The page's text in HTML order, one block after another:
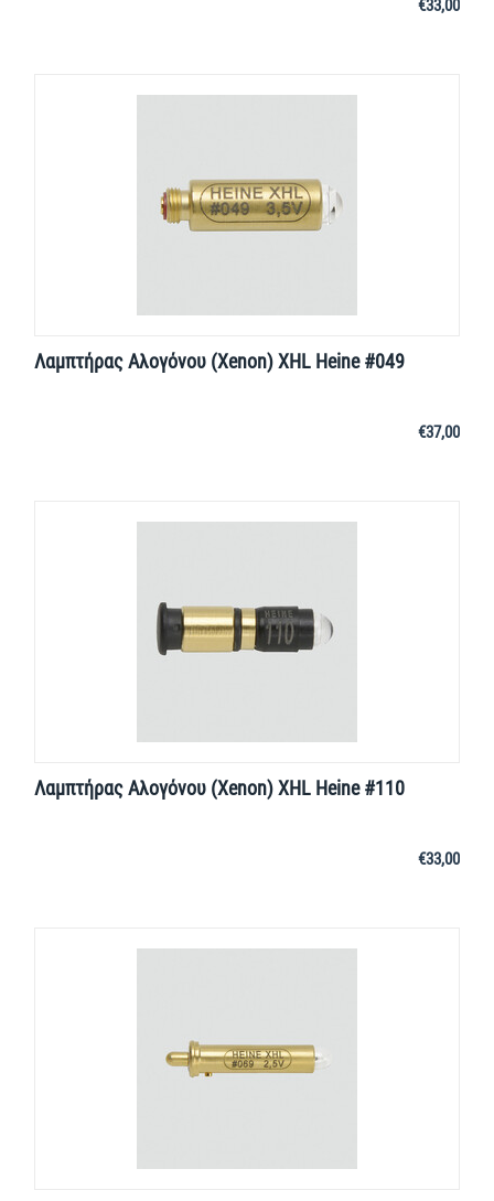
€33,00
Λαμπτήρας Αλογόνου (Xenon) XHL Heine #049
€37,00
Λαμπτήρας Αλογόνου (Xenon) XHL Heine #110
€33,00